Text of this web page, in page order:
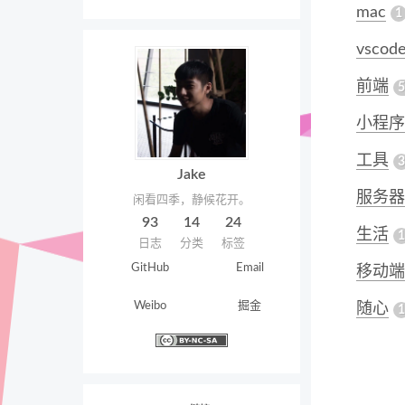
Jake
闲看四季，静候花开。
93
日志
14
分类
24
标签
GitHub Email
Weibo 掘金
mac 1
vscode
前端
小程序
工具 3
服务器
生活 1
移动端
随心 1